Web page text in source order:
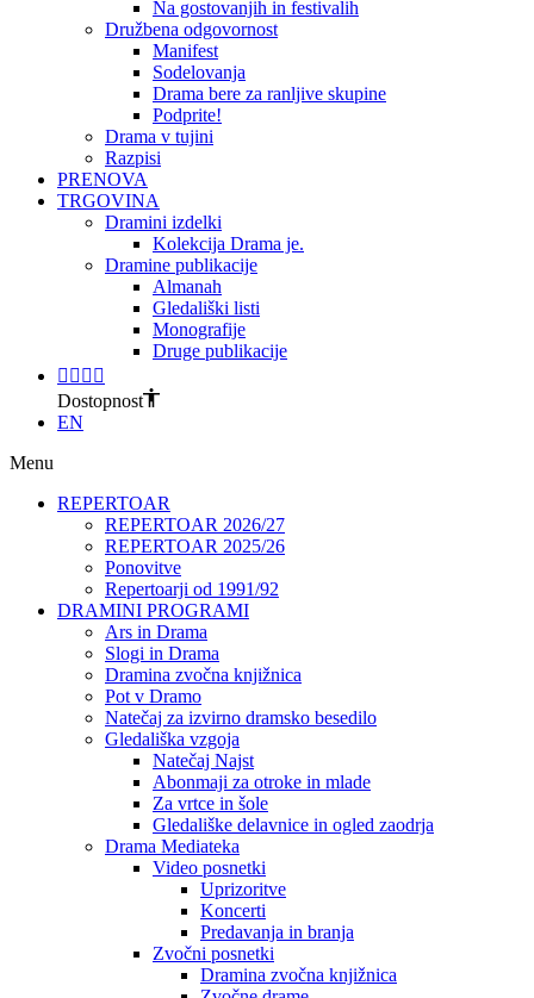
Na gostovanjih in festivalih
Družbena odgovornost
Manifest
Sodelovanja
Drama bere za ranljive skupine
Podprite!
Drama v tujini
Razpisi
PRENOVA
TRGOVINA
Dramini izdelki
Kolekcija Drama je.
Dramine publikacije
Almanah
Gledališki listi
Monografije
Druge publikacije
Dostopnost
EN
Menu
REPERTOAR
REPERTOAR 2026/27
REPERTOAR 2025/26
Ponovitve
Repertoarji od 1991/92
DRAMINI PROGRAMI
Ars in Drama
Slogi in Drama
Dramina zvočna knjižnica
Pot v Dramo
Natečaj za izvirno dramsko besedilo
Gledališka vzgoja
Natečaj Najst
Abonmaji za otroke in mlade
Za vrtce in šole
Gledališke delavnice in ogled zaodrja
Drama Mediateka
Video posnetki
Uprizoritve
Koncerti
Predavanja in branja
Zvočni posnetki
Dramina zvočna knjižnica